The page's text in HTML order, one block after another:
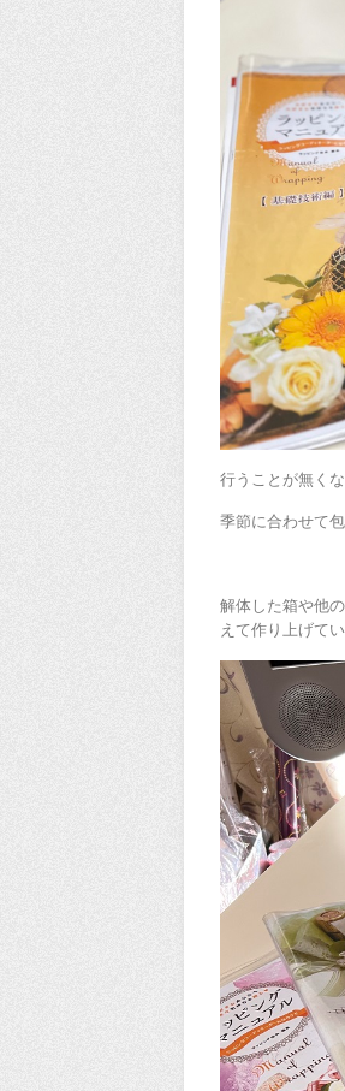
行うことが無く
季節に合わせて
解体した箱や他
えて作り上げてい